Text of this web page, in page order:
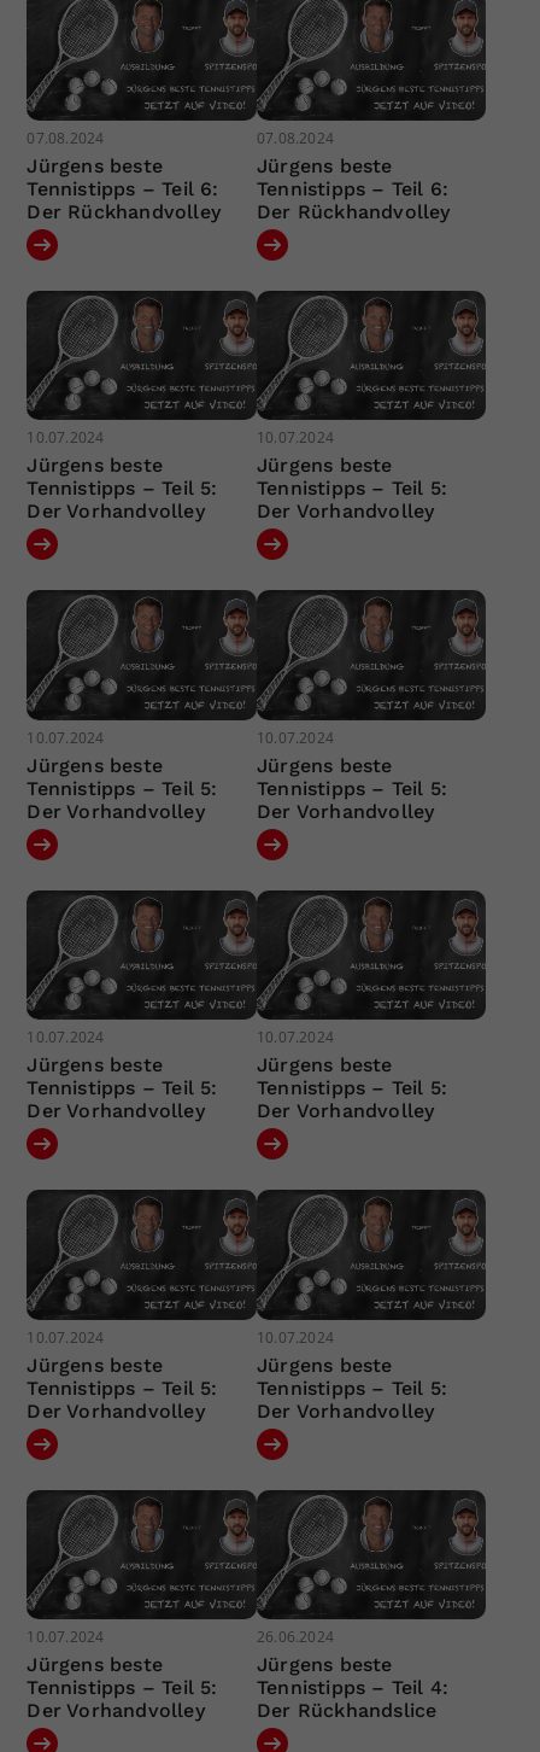
07.08.2024
Jürgens beste
Tennistipps – Teil 6:
Der Rückhandvolley
07.08.2024
Jürgens beste
Tennistipps – Teil 6:
Der Rückhandvolley
10.07.2024
Jürgens beste
Tennistipps – Teil 5:
Der Vorhandvolley
10.07.2024
Jürgens beste
Tennistipps – Teil 5:
Der Vorhandvolley
10.07.2024
Jürgens beste
Tennistipps – Teil 5:
Der Vorhandvolley
10.07.2024
Jürgens beste
Tennistipps – Teil 5:
Der Vorhandvolley
10.07.2024
Jürgens beste
Tennistipps – Teil 5:
Der Vorhandvolley
10.07.2024
Jürgens beste
Tennistipps – Teil 5:
Der Vorhandvolley
10.07.2024
Jürgens beste
Tennistipps – Teil 5:
Der Vorhandvolley
10.07.2024
Jürgens beste
Tennistipps – Teil 5:
Der Vorhandvolley
10.07.2024
Jürgens beste
Tennistipps – Teil 5:
Der Vorhandvolley
26.06.2024
Jürgens beste
Tennistipps – Teil 4:
Der Rückhandslice